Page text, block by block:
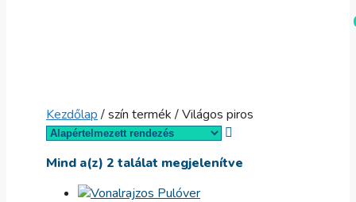
Kezdőlap/ szín termék / Világos piros
Mind a(z) 2 találat megjelenítve